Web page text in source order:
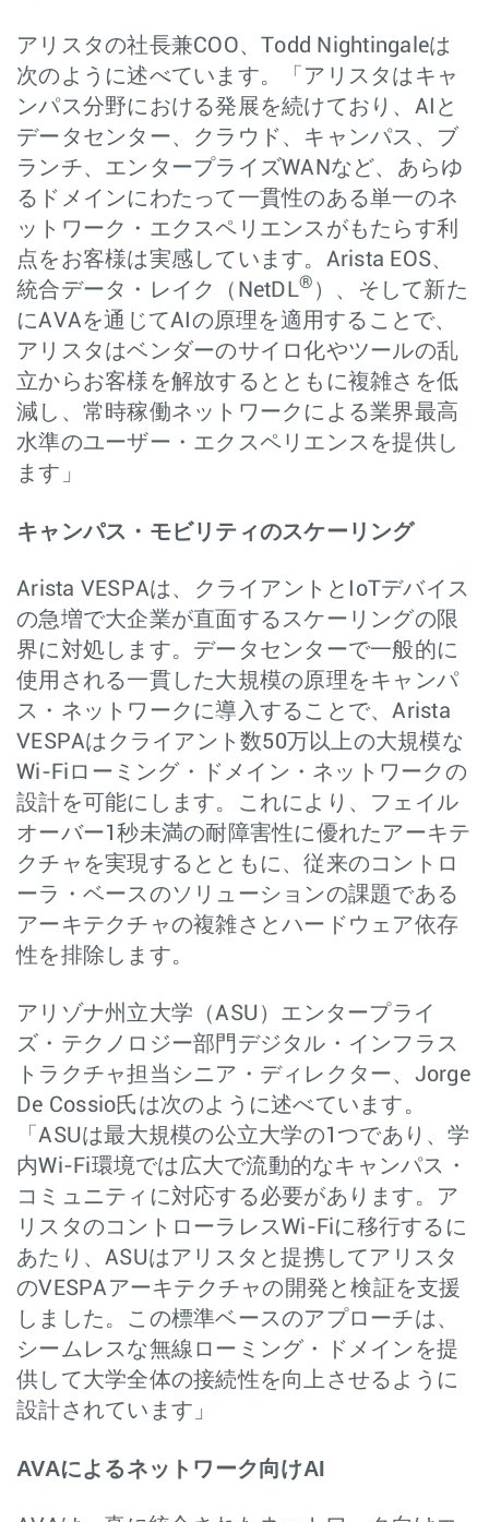
アリスタの社長兼COO、Todd Nightingaleは
次のように述べています。「アリスタはキャ
ンパス分野における発展を続けており、AIと
データセンター、クラウド、キャンパス、ブ
ランチ、エンタープライズWANなど、あらゆ
るドメインにわたって一貫性のある単一のネ
ットワーク・エクスペリエンスがもたらす利
点をお客様は実感しています。Arista EOS、
統合データ・レイク（NetDL® ）、そして新た
にAVAを通じてAIの原理を適用することで、
アリスタはベンダーのサイロ化やツールの乱
立からお客様を解放するとともに複雑さを低
減し、常時稼働ネットワークによる業界最高
水準のユーザー・エクスペリエンスを提供し
ます」
キャンパス・モビリティのスケーリング
Arista VESPAは、クライアントとIoTデバイス
の急増で大企業が直面するスケーリングの限
界に対処します。データセンターで一般的に
使用される一貫した大規模の原理をキャンパ
ス・ネットワークに導入することで、Arista
VESPAはクライアント数50万以上の大規模な
Wi-Fiローミング・ドメイン・ネットワークの
設計を可能にします。これにより、フェイル
オーバー1秒未満の耐障害性に優れたアーキテ
クチャを実現するとともに、従来のコントロ
ーラ・ベースのソリューションの課題である
アーキテクチャの複雑さとハードウェア依存
性を排除します。
アリゾナ州立大学（ASU）エンタープライ
ズ・テクノロジー部門デジタル・インフラス
トラクチャ担当シニア・ディレクター、Jorge
De Cossio氏は次のように述べています。
「ASUは最大規模の公立大学の1つであり、学
内Wi-Fi環境では広大で流動的なキャンパス・
コミュニティに対応する必要があります。ア
リスタのコントローラレスWi-Fiに移行するに
あたり、ASUはアリスタと提携してアリスタ
のVESPAアーキテクチャの開発と検証を支援
しました。この標準ベースのアプローチは、
シームレスな無線ローミング・ドメインを提
供して大学全体の接続性を向上させるように
設計されています」
AVAによるネットワーク向けAI